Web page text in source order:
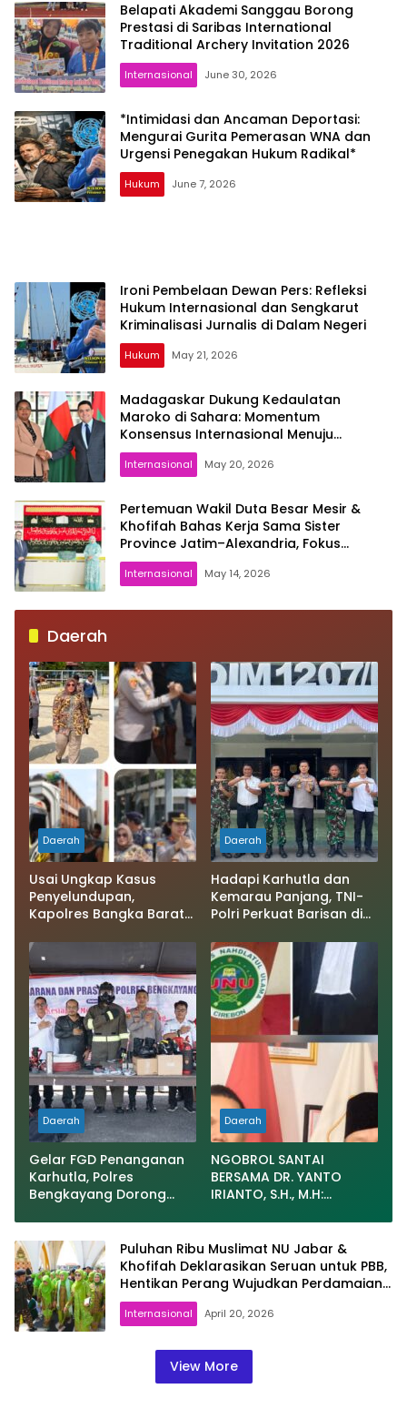
Belapati Akademi Sanggau Borong
Prestasi di Saribas International
Traditional Archery Invitation 2026
Internasional June 30, 2026
*Intimidasi dan Ancaman Deportasi:
Mengurai Gurita Pemerasan WNA dan
Urgensi Penegakan Hukum Radikal*
Hukum June 7, 2026
Ironi Pembelaan Dewan Pers: Refleksi
Hukum Internasional dan Sengkarut
Kriminalisasi Jurnalis di Dalam Negeri
Hukum May 21, 2026
Madagaskar Dukung Kedaulatan
Maroko di Sahara: Momentum
Konsensus Internasional Menuju
Stabilitas Kawasan
Internasional May 20, 2026
Pertemuan Wakil Duta Besar Mesir &
Khofifah Bahas Kerja Sama Sister
Province Jatim–Alexandria, Fokus
Perdagangan dan Pendidikan
Internasional May 14, 2026
Daerah
Daerah
Usai Ungkap Kasus
Penyelundupan,
Kapolres Bangka Barat
Pengamanan di
Pelabuhan Tanjung
Kalian
Daerah
Hadapi Karhutla dan
Kemarau Panjang, TNI-
Polri Perkuat Barisan di
Daerah
Gelar FGD Penanganan
Karhutla, Polres
Bengkayang Dorong
hingga Desa Tanggap
Bencana
Daerah
NGOBROL SANTAI
BERSAMA DR. YANTO
IRIANTO, S.H., M.H:
“PENGEMBALIAN UANG”
SEBAGAI KUNCI PINTU
KELUAR DARI JERATAN
HUKUM PIDANA KORUPSI
Puluhan Ribu Muslimat NU Jabar &
Khofifah Deklarasikan Seruan untuk PBB,
Hentikan Perang Wujudkan Perdamaian
Dunia
Internasional April 20, 2026
View More